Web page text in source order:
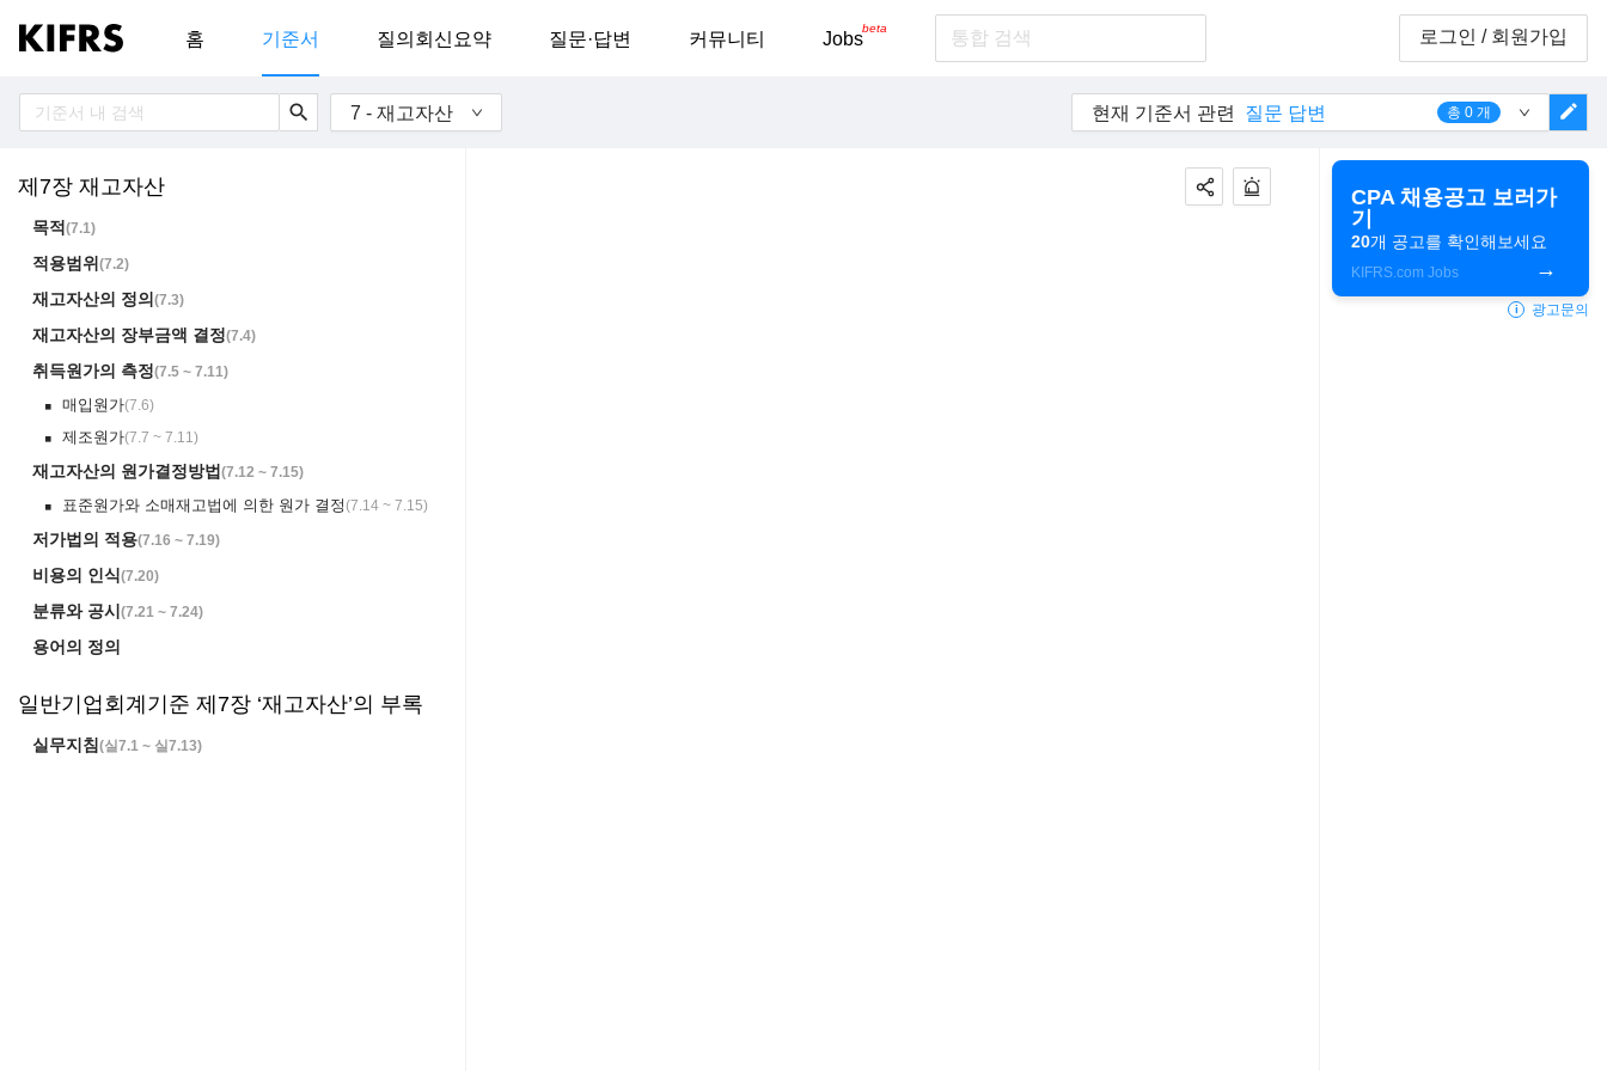
홈 기준서 질의회신요약 질문·답변 커뮤니티 Jobsbeta 로그인 / 회원가입
search 7 - 재고자산 현재 기준서 관련 질문 답변 총 0 개 edit
제7장 재고자산
목적 (7.1)
적용범위 (7.2)
재고자산의 정의 (7.3)
재고자산의 장부금액 결정(7.4)
취득원가의 측정(7.5 ~ 7.11)
￭ 매입원가(7.6)
￭ 제조원가(7.7 ~ 7.11)
재고자산의 원가결정방법 (7.12 ~ 7.15)
￭ 표준원가와 소매재고법에 의한 원가 결정 (7.14 ~ 7.15)
저가법의 적용(7.16 ~ 7.19)
비용의 인식(7.20)
분류와 공시 (7.21 ~ 7.24)
용어의 정의
일반기업회계기준 제7장 ‘재고자산’의 부록
실무지침(실7.1 ~ 실7.13)
CPA 채용공고 보러가
기
20개 공고를 확인해보세요
KIFRS.com Jobs
i 광고문의